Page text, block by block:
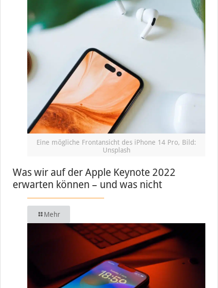
Eine mögliche Frontansicht des iPhone 14 Pro, Bild:
Unsplash
Was wir auf der Apple Keynote 2022
erwarten können – und was nicht
Mehr